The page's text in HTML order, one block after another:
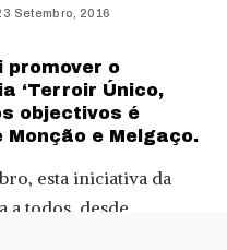
Setembro, 2016
promover o
‘Terroir Único,
objectivos é
e Melgaço.
esta iniciativa da
a todos, desde